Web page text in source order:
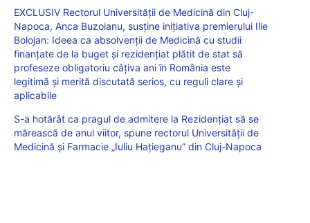
EXCLUSIV Rectorul Universității de Medicină din Cluj-
Napoca, Anca Buzoianu, susține inițiativa premierului Ilie
Bolojan: Ideea ca absolvenții de Medicină cu studii
finanțate de la buget și rezidențiat plătit de stat să
profeseze obligatoriu câțiva ani în România este
legitimă și merită discutată serios, cu reguli clare și
aplicabile
S-a hotărât ca pragul de admitere la Rezidențiat să se
mărească de anul viitor, spune rectorul Universității de
Medicină și Farmacie „Iuliu Hațieganu” din Cluj-Napoca